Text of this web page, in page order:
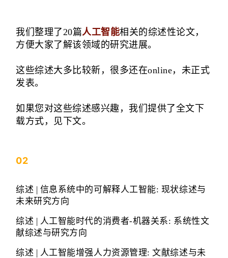
我们整理了20篇人工智能相关的综述性论文，
方便大家了解该领域的研究进展。‍‍‍‍‍‍
这些综述大多比较新，很多还在online，未正式
发表。
如果您对这些综述感兴趣，我们提供了全文下
载方式，见下文。
02
综述 | 信息系统中的可解释人工智能: 现状综述与
未来研究方向
综述 | 人工智能时代的消费者-机器关系: 系统性文
献综述与研究方向
综述 | 人工智能增强人力资源管理: 文献综述与未